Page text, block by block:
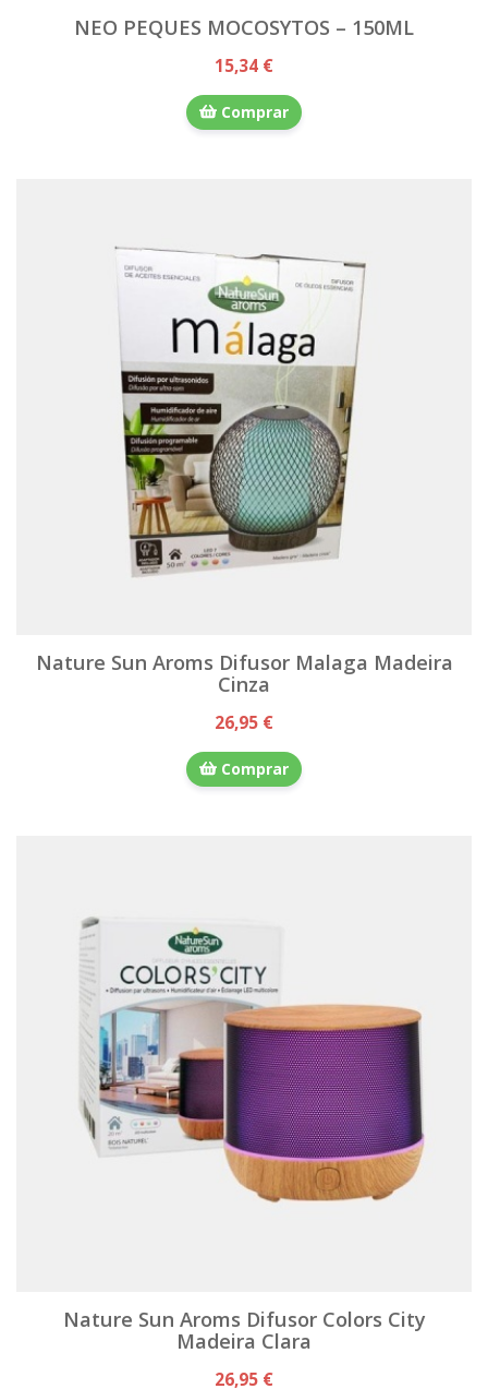
NEO PEQUES MOCOSYTOS – 150ML
15,34 €
Comprar
Nature Sun Aroms Difusor Malaga Madeira
Cinza
26,95 €
Comprar
Nature Sun Aroms Difusor Colors City
Madeira Clara
26,95 €